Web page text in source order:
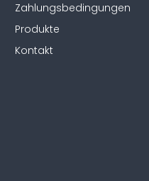
Zahlungsbedingungen
Produkte
Kontakt